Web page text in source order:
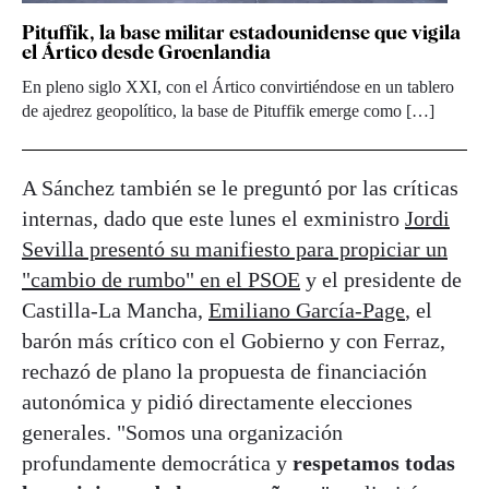
Pituffik, la base militar estadounidense que vigila
el Ártico desde Groenlandia
En pleno siglo XXI, con el Ártico convirtiéndose en un tablero
de ajedrez geopolítico, la base de Pituffik emerge como […]
A Sánchez también se le preguntó por las críticas
internas, dado que este lunes el exministro Jordi
Sevilla presentó su manifiesto para propiciar un
"cambio de rumbo" en el PSOE y el presidente de
Castilla-La Mancha, Emiliano García-Page, el
barón más crítico con el Gobierno y con Ferraz,
rechazó de plano la propuesta de financiación
autonómica y pidió directamente elecciones
generales. "Somos una organización
profundamente democrática y respetamos todas